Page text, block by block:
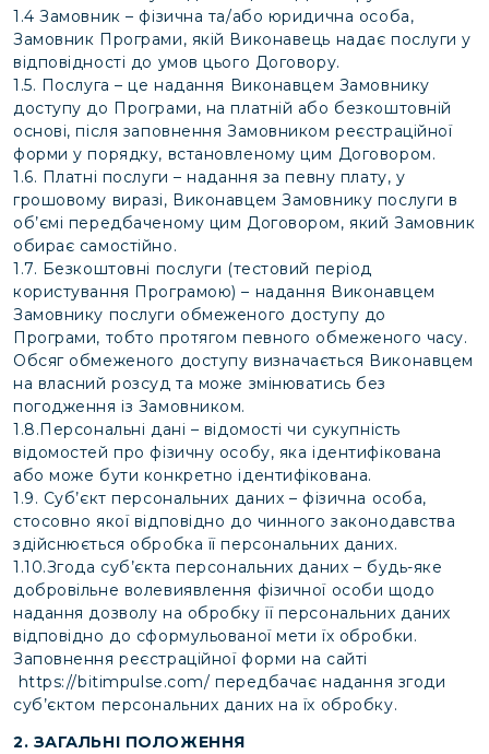
1.4 Замовник – фізична та/або юридична особа,
Замовник Програми, якій Виконавець надає послуги у
відповідності до умов цього Договору.
1.5. Послуга – це надання Виконавцем Замовнику
доступу до Програми, на платній або безкоштовній
основі, після заповнення Замовником реєстраційної
форми у порядку, встановленому цим Договором.
1.6. Платні послуги – надання за певну плату, у
грошовому виразі, Виконавцем Замовнику послуги в
об’ємі передбаченому цим Договором, який Замовник
обирає самостійно.
1.7. Безкоштовні послуги (тестовий період
користування Програмою) – надання Виконавцем
Замовнику послуги обмеженого доступу до
Програми, тобто протягом певного обмеженого часу.
Обсяг обмеженого доступу визначається Виконавцем
на власний розсуд та може змінюватись без
погодження із Замовником.
1.8.Персональні дані – відомості чи сукупність
відомостей про фізичну особу, яка ідентифікована
або може бути конкретно ідентифікована.
1.9. Суб’єкт персональних даних – фізична особа,
стосовно якої відповідно до чинного законодавства
здійснюється обробка її персональних даних.
1.10.Згода суб’єкта персональних даних – будь-яке
добровільне волевиявлення фізичної особи щодо
надання дозволу на обробку її персональних даних
відповідно до сформульованої мети їх обробки.
Заповнення реєстраційної форми на сайті
https://bitimpulse.com/ передбачає надання згоди
суб’єктом персональних даних на їх обробку.
2. ЗАГАЛЬНІ ПОЛОЖЕННЯ